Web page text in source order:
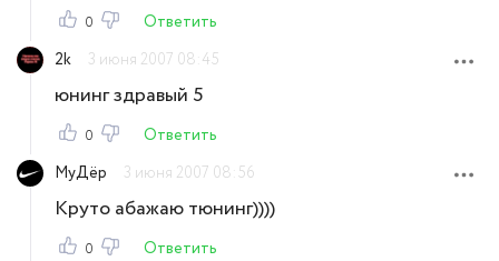
0
Ответить
2k
3 июня 2007 08:45
юнинг здравый 5
0
Ответить
МуДёр
3 июня 2007 08:56
Круто абажаю тюнинг))))
0
Ответить